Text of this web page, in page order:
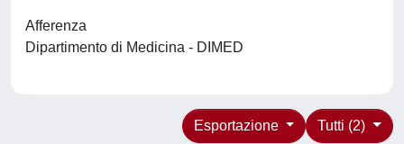
Afferenza
Dipartimento di Medicina - DIMED
Tutti (2)
Esportazione